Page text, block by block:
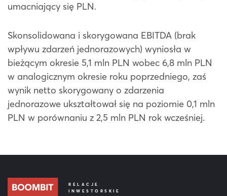
umacniający się PLN.
Skonsolidowana i skorygowana EBITDA (brak
wpływu zdarzeń jednorazowych) wyniosła w
bieżącym okresie 5,1 mln PLN wobec 6,8 mln PLN
w analogicznym okresie roku poprzedniego, zaś
wynik netto skorygowany o zdarzenia
jednorazowe ukształtował się na poziomie 0,1 mln
PLN w porównaniu z 2,5 mln PLN rok wcześniej.
RELACJE
INWESTORSKIE